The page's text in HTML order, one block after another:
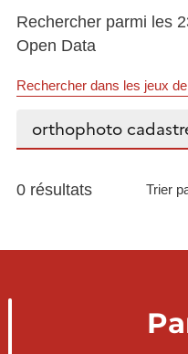
Rechercher parmi les
Open Data
Rechercher dans les jeux
Rechercher...
0 résultats Trier